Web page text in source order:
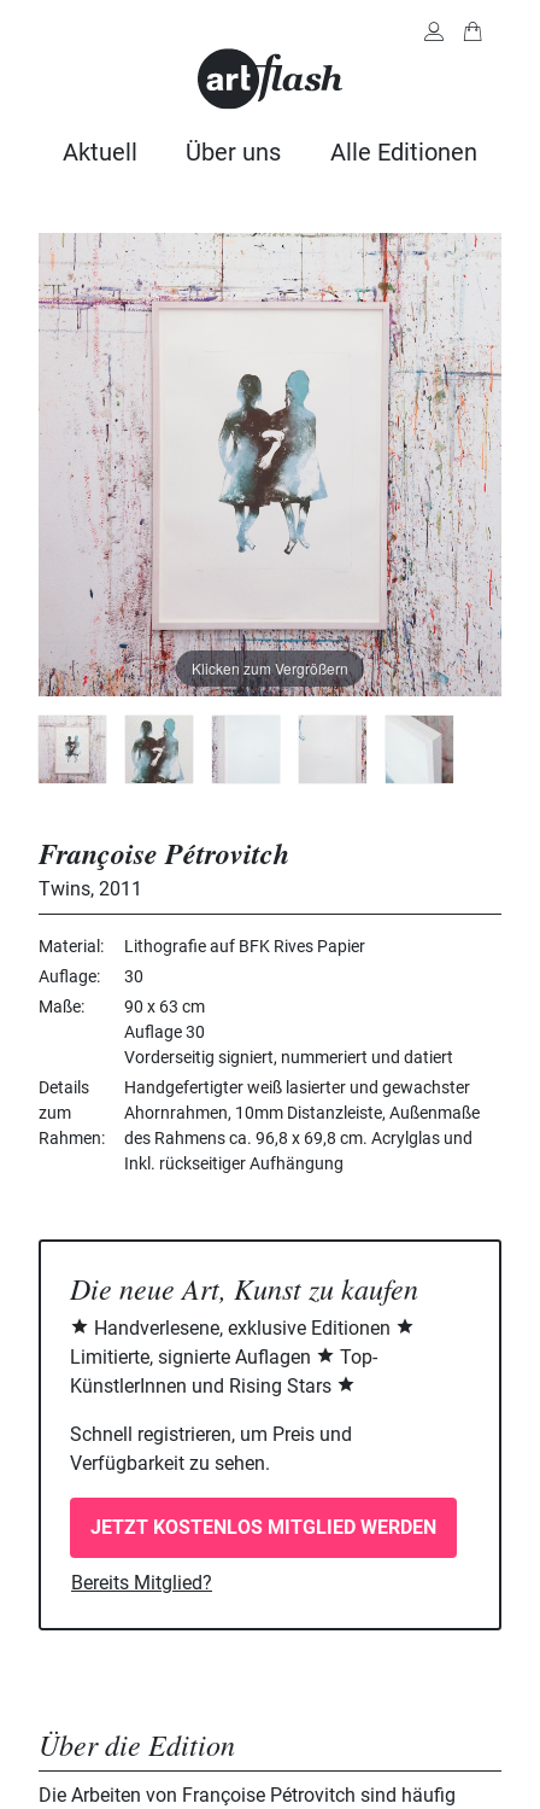
Aktuell Über uns Alle Editionen
Klicken zum Vergrößern
Françoise Pétrovitch
Twins, 2011
Material
Lithografie auf BFK Rives Papier
Auflage
30
Maße
90 x 63 cm
Auflage 30
Vorderseitig signiert, nummeriert und datiert
Details
zum
Rahmen
Handgefertigter weiß lasierter und gewachster
Ahornrahmen, 10mm Distanzleiste, Außenmaße
des Rahmens ca. 96,8 x 69,8 cm. Acrylglas und
Inkl. rückseitiger Aufhängung
Die neue Art, Kunst zu kaufen
Handverlesene, exklusive Editionen
Limitierte, signierte Auflagen
Top-
KünstlerInnen und Rising Stars
Schnell registrieren, um Preis und
Verfügbarkeit zu sehen.
JETZT KOSTENLOS MITGLIED WERDEN
Bereits Mitglied?
Über die Edition
Die Arbeiten von Françoise Pétrovitch sind häufig